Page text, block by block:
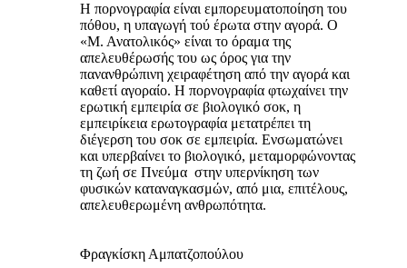
Η πορνογραφία είναι εμπορευματοποίηση του
πόθου, η υπαγωγή τού έρωτα στην αγορά. Ο
«Μ. Ανατολικός» είναι το όραμα της
απελευθέρωσής του ως όρος για την
πανανθρώπινη χειραφέτηση από την αγορά και
καθετί αγοραίο. Η πορνογραφία φτωχαίνει την
ερωτική εμπειρία σε βιολογικό σοκ, η
εμπειρίκεια ερωτογραφία μετατρέπει τη
διέγερση του σοκ σε εμπειρία. Ενσωματώνει
και υπερβαίνει το βιολογικό, μεταμορφώνοντας
τη ζωή σε Πνεύμα ­ στην υπερνίκηση των
φυσικών καταναγκασμών, από μια, επιτέλους,
απελευθερωμένη ανθρωπότητα.
Φραγκίσκη Αμπατζοπούλου